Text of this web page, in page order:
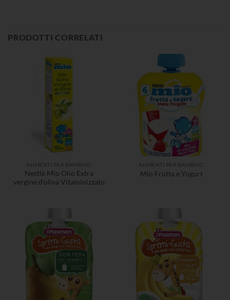
PRODOTTI CORRELATI
ALIMENTI PER BAMBINO
Nestlè Mio Olio Extra
vergine d’oliva Vitaminizzato
ALIMENTI PER BAMBINO
Mio Frutta e Yogurt